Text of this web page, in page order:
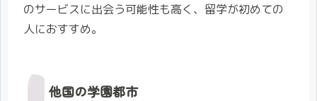
のサービスに出会う可能性も高く、留学が初めての
人におすすめ。
他国の学園都市